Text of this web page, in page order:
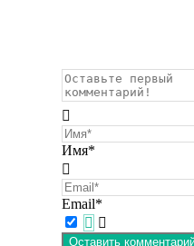
Имя*
Email*